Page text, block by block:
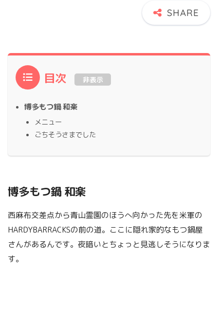
目次 非表示
博多もつ鍋 和楽
メニュー
ごちそうさまでした
博多もつ鍋 和楽
西麻布交差点から青山霊園のほうへ向かった先を米軍の
HARDYBARRACKSの前の道。ここに隠れ家的なもつ鍋屋
さんがあるんです。夜暗いとちょっと見逃しそうになりま
す。